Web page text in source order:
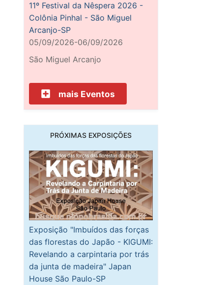
11º Festival da Nêspera 2026 -
Colônia Pinhal - São Miguel
Arcanjo-SP
05/09/2026-06/09/2026
São Miguel Arcanjo
mais Eventos
PRÓXIMAS EXPOSIÇÕES
Exposição "Imbuídos das forças
das florestas do Japão - KIGUMI:
Revelando a carpintaria por trás
da junta de madeira" Japan
House São Paulo-SP